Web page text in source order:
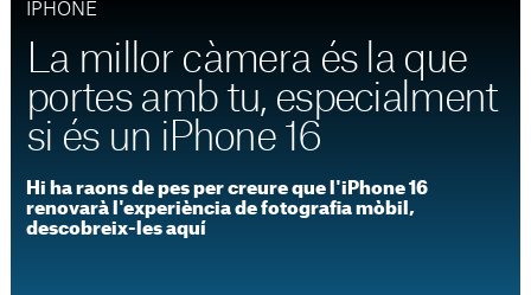
IPHONE
La millor càmera és la que
portes amb tu, especialment
si és un iPhone 16
Hi ha raons de pes per creure que l'iPhone 16
renovarà l'experiència de fotografia mòbil,
descobreix-les aquí